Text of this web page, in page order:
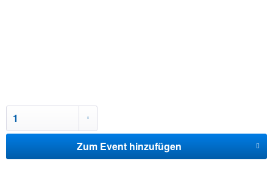
Zum Event hinzufügen